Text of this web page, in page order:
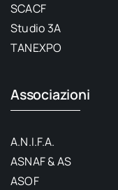
SCACF
Studio 3A
TANEXPO
Associazioni
A.N.I.F.A.
ASNAF & AS
ASOF